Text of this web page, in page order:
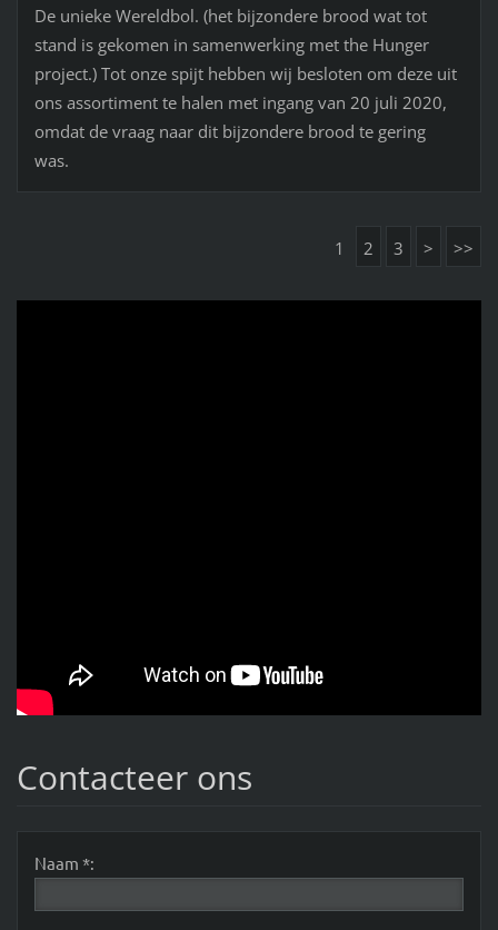
De unieke Wereldbol. (het bijzondere brood wat tot
stand is gekomen in samenwerking met the Hunger
project.) Tot onze spijt hebben wij besloten om deze uit
ons assortiment te halen met ingang van 20 juli 2020,
omdat de vraag naar dit bijzondere brood te gering
was.
1 2 3 > >>
Contacteer ons
Naam *: